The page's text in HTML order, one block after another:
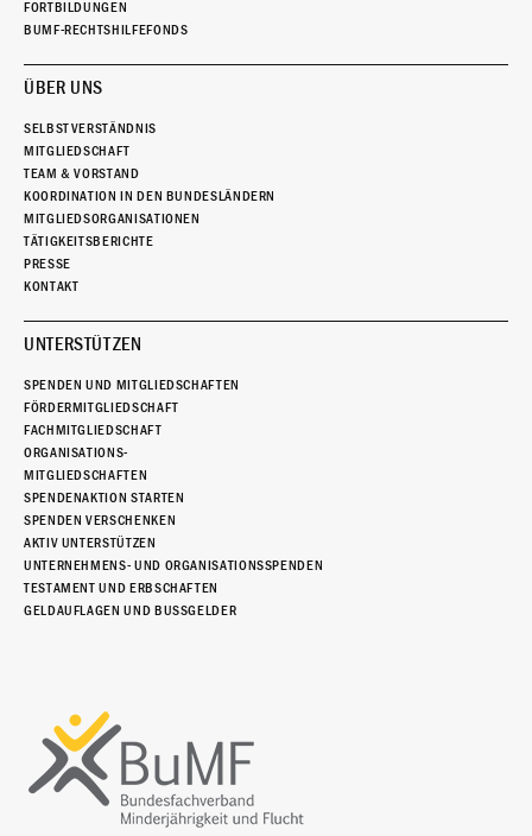
FORTBILDUNGEN
BUMF-RECHTSHILFEFONDS
ÜBER UNS
SELBSTVERSTÄNDNIS
MITGLIEDSCHAFT
TEAM & VORSTAND
KOORDINATION IN DEN BUNDESLÄNDERN
MITGLIEDSORGANISATIONEN
TÄTIGKEITSBERICHTE
PRESSE
KONTAKT
UNTERSTÜTZEN
SPENDEN UND MITGLIEDSCHAFTEN
FÖRDERMITGLIEDSCHAFT
FACHMITGLIEDSCHAFT
ORGANISATIONS-
MITGLIEDSCHAFTEN
SPENDENAKTION STARTEN
SPENDEN VERSCHENKEN
AKTIV UNTERSTÜTZEN
UNTERNEHMENS- UND ORGANISATIONSSPENDEN
TESTAMENT UND ERBSCHAFTEN
GELDAUFLAGEN UND BUSSGELDER